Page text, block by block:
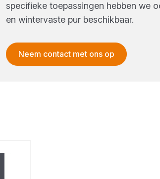
specifieke toepassingen hebben we
en wintervaste pur beschikbaar.
Neem contact met ons op